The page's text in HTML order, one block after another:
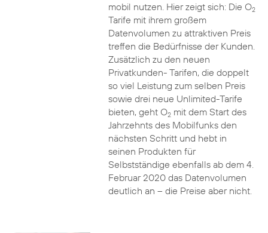
mobil nutzen. Hier zeigt sich: Die O2
Tarife mit ihrem großem
Datenvolumen zu attraktiven Preis
treffen die Bedürfnisse der Kunden.
Zusätzlich zu den neuen
Privatkunden- Tarifen, die doppelt
so viel Leistung zum selben Preis
sowie drei neue Unlimited-Tarife
bieten, geht O2mit dem Start des
Jahrzehnts des Mobilfunks den
nächsten Schritt und hebt in
seinen Produkten für
Selbstständige ebenfalls ab dem 4.
Februar 2020 das Datenvolumen
deutlich an – die Preise aber nicht.